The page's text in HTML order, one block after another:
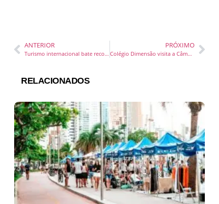
ANTERIOR
Turismo internacional bate recordes no Brasil e rede de idiomas investe em metodologia exclusiva para estimular fluência em inglês
PRÓXIMO
Colégio Dimensão visita a Câmara de Navegantes e vivencia o funcionamento do Poder Legislativo
RELACIONADOS